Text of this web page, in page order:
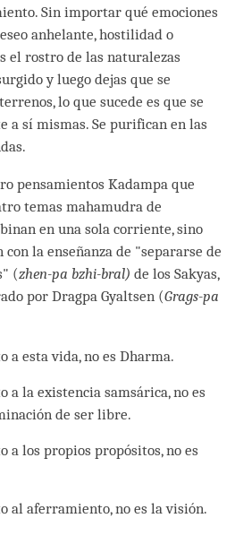
Sin importar qué emociones
anhelante, hostilidad o
el rostro de las naturalezas
y luego dejas que se
lo que sucede es que se
a sí mismas. Se purifican en las
pensamientos Kadampa que
temas mahamudra de
en una sola corriente, sino
la enseñanza de "separarse de
(zhen-pa bzhi-bral) de los Sakyas,
por Dragpa Gyaltsen (Grags-pa
a esta vida, no es Dharma.
a la existencia samsárica, no es
de ser libre.
a los propios propósitos, no es
al aferramiento, no es la visión.